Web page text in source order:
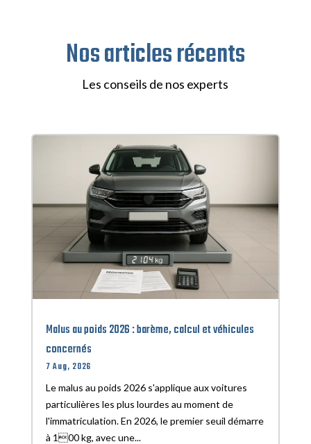
Nos articles récents
Les conseils de nos experts
Malus au poids 2026 : barème, calcul et véhicules
concernés
7 Aug, 2026
Le malus au poids 2026 s'applique aux voitures
particulières les plus lourdes au moment de
l'immatriculation. En 2026, le premier seuil démarre
à 100 kg, avec une...